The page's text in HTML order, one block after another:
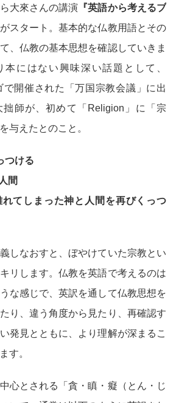
大來さんの講演 『英語から考えるブ
がスタート。基本的な仏教用語とその
、仏教の基本思想を確認していきま
本にはない興味深い話題として、
で開催された「万国宗教会議」に出
拙師が、初めて「Religion」に「宗
与えたとのこと。
つける
間
てしまった神と人間を再びくっつ
しなおすと、ぼやけていた宗教とい
リします。仏教を英語で考えるのは
な感じで、英訳を通して仏教思想を
り、違う角度から見たり、再確認す
発見とともに、より理解が深まるこ
す。
心とされる「貪・瞋・癡（とん・じ